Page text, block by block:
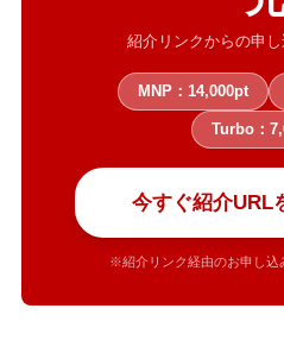
紹介リンクからの申
MNP：14,000pt
Turbo：
今すぐ紹介URL
※紹介リンク経由のお申し込